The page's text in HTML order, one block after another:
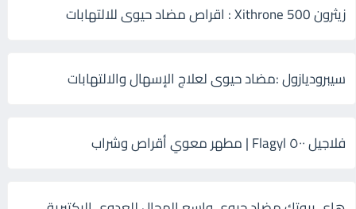
زيثرون 500 Xithrone : اقراص مضاد حيوى للالتهابات
سيبروديازول :مضاد حيوى لعلاج الإسهال والالتهابات
فلاجيل ٥٠٠ Flagyl | مطهر معوي أقراص وشراب